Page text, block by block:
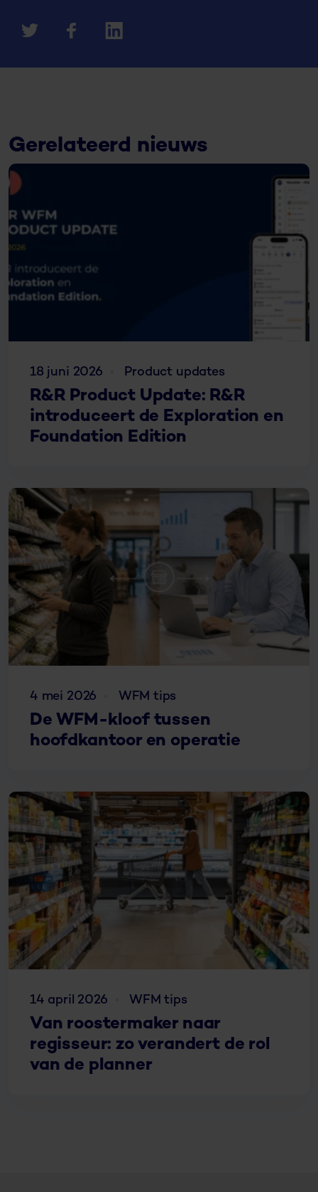
Gerelateerd nieuws
18 juni 2026 Product updates
R&R Product Update: R&R
introduceert de Exploration en
Foundation Edition
4 mei 2026 WFM tips
De WFM-kloof tussen
hoofdkantoor en operatie
14 april 2026 WFM tips
Van roostermaker naar
regisseur: zo verandert de rol
van de planner